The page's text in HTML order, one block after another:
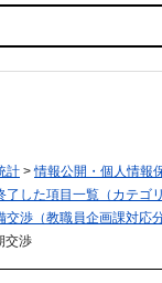
計 >情報公開・個人情報
了した項目一覧（カテゴリ
渉（教職員企画課対応分
交渉